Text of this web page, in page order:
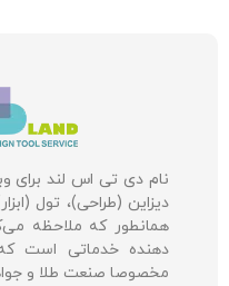
نام دی تی اس لند برای
دیزاین (طراحی)، تول
همانطور که ملاحظه
دهنده خدماتی است
مخصوصا صنعت طلا و